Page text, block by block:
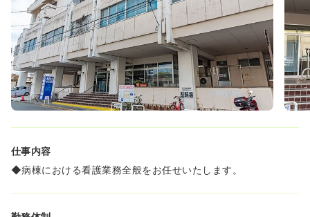
制限ある方！（夜勤や土日祝日働け等）
◆非常勤：お休みの固定や時短勤務なども相談ができま
す！一人一人の働き方の希望を叶えることができます！
◆小さなお子様がいらっしゃる方は、非常勤や嘱託職員か
ら始め、ゆくゆく正職員として働くことも可能です！
《内科から外科まで幅広い看護提供を行っております★》
◆百年以上に渡る長い歴史の中で培われた松村総合病院
は、創設の時からの不変の精神、”救民済世”を引き続き掲
げ、常に地域に必要とされる病院として全力をあげて医療
ことを心がけております！
◆また、同院は急性期～地域包括ケア～回復期まで、幅広
い看護提供を行っております。治療を経て在宅へお戻りに
なる患者様のサポートに努めております！
仕事内容
◆病棟における看護業務全般をお任せいたします。